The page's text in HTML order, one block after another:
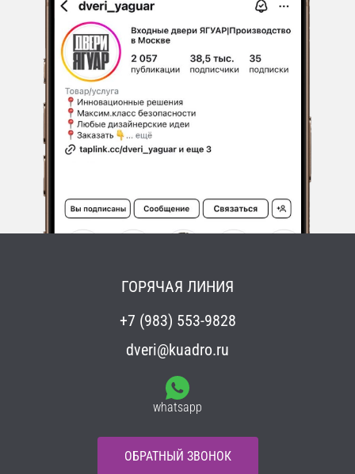
ГОРЯЧАЯ ЛИНИЯ
+7 (983) 553-9828
dveri@kuadro.ru
whatsapp
ОБРАТНЫЙ ЗВОНОК